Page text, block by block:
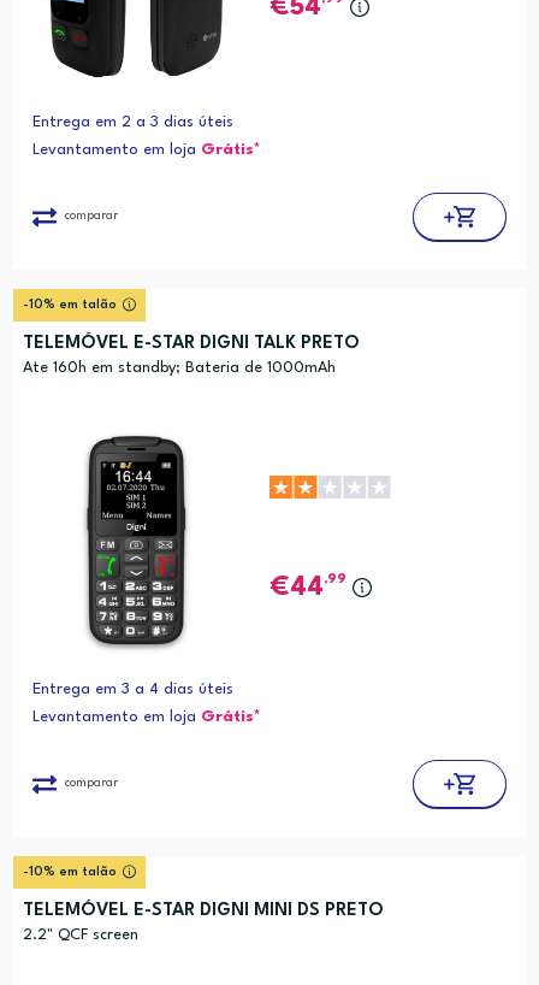
54
Entrega em 2 a 3 dias úteis
Levantamento em loja Grátis*
comparar
-10% em talão
TELEMÓVEL E-STAR DIGNI TALK PRETO
Ate 160h em standby; Bateria de 1000mAh
44,99
Entrega em 3 a 4 dias úteis
Levantamento em loja Grátis*
comparar
-10% em talão
TELEMÓVEL E-STAR DIGNI MINI DS PRETO
2.2" QCF screen